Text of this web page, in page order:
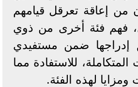
من إعاقة تعرقل قيامهم
فهم فئة أخرى من ذوي
إدراجها ضمن مستفيدي
للاستفادة مما
لهذه الفئة.